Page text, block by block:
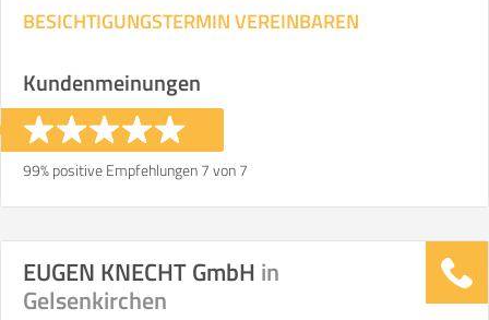
BESICHTIGUNGSTERMIN VEREINBAREN
Kundenmeinungen
99% positive Empfehlungen 7 von 7
EUGEN KNECHT GmbH in
Gelsenkirchen